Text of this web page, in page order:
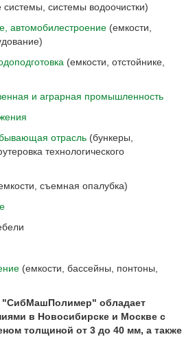
системы водоочистки)
автомобилестроение (емкости,
(емкости, отстойнике,
и аграрная промышленность
отрасль (бункеры,
технологического
съемная опалубка)
(емкости, бассейны, понтоны,
обладает
в Новосибирске и Москве с
толщиной от 3 до 40 мм, а также